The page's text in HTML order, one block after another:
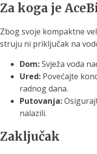
Za koga je
Zbog svoje kompaktne
struju ni priključak na
Dom:Svježa voda
Ured: Povećajte
radnog dana.
Putovanja:
nalazili.
Zaključak